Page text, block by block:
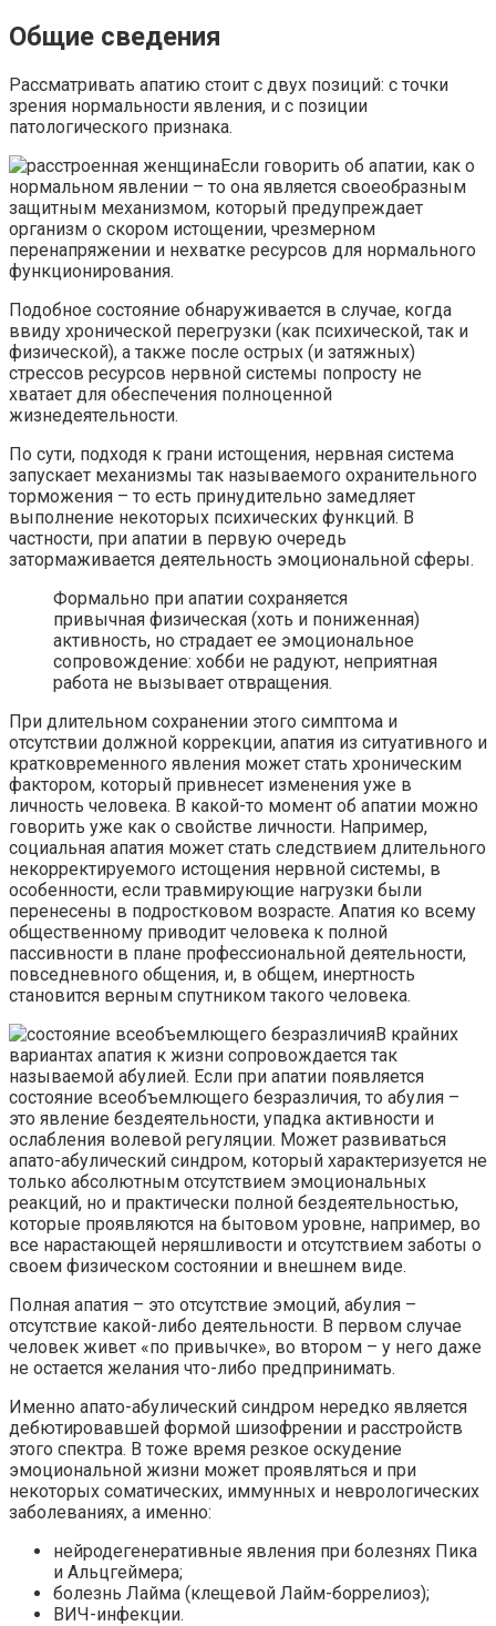
Общие сведения
Рассматривать апатию стоит с двух позиций: с точки
зрения нормальности явления, и с позиции
патологического признака.
Если говорить об апатии, как о
нормальном явлении – то она является своеобразным
защитным механизмом, который предупреждает
организм о скором истощении, чрезмерном
перенапряжении и нехватке ресурсов для нормального
функционирования.
Подобное состояние обнаруживается в случае, когда
ввиду хронической перегрузки (как психической, так и
физической), а также после острых (и затяжных)
стрессов ресурсов нервной системы попросту не
хватает для обеспечения полноценной
жизнедеятельности.
По сути, подходя к грани истощения, нервная система
запускает механизмы так называемого охранительного
торможения – то есть принудительно замедляет
выполнение некоторых психических функций. В
частности, при апатии в первую очередь
затормаживается деятельность эмоциональной сферы.
Формально при апатии сохраняется
привычная физическая (хоть и пониженная)
активность, но страдает ее эмоциональное
сопровождение: хобби не радуют, неприятная
работа не вызывает отвращения.
При длительном сохранении этого симптома и
отсутствии должной коррекции, апатия из ситуативного и
кратковременного явления может стать хроническим
фактором, который привнесет изменения уже в
личность человека. В какой-то момент об апатии можно
говорить уже как о свойстве личности. Например,
социальная апатия может стать следствием длительного
некорректируемого истощения нервной системы, в
особенности, если травмирующие нагрузки были
перенесены в подростковом возрасте. Апатия ко всему
общественному приводит человека к полной
пассивности в плане профессиональной деятельности,
повседневного общения, и, в общем, инертность
становится верным спутником такого человека.
В крайних
вариантах апатия к жизни сопровождается так
называемой абулией. Если при апатии появляется
состояние всеобъемлющего безразличия, то абулия –
это явление бездеятельности, упадка активности и
ослабления волевой регуляции. Может развиваться
апато-абулический синдром, который характеризуется не
только абсолютным отсутствием эмоциональных
реакций, но и практически полной бездеятельностью,
которые проявляются на бытовом уровне, например, во
все нарастающей неряшливости и отсутствием заботы о
своем физическом состоянии и внешнем виде.
Полная апатия – это отсутствие эмоций, абулия –
отсутствие какой-либо деятельности. В первом случае
человек живет «по привычке», во втором – у него даже
не остается желания что-либо предпринимать.
Именно апато-абулический синдром нередко является
дебютировавшей формой шизофрении и расстройств
этого спектра. В тоже время резкое оскудение
эмоциональной жизни может проявляться и при
некоторых соматических, иммунных и неврологических
заболеваниях, а именно:
нейродегенеративные явления при болезнях Пика
и Альцгеймера;
болезнь Лайма (клещевой Лайм-боррелиоз);
ВИЧ-инфекции.